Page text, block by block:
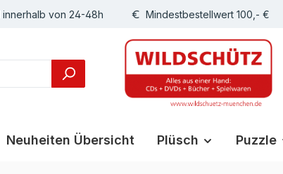
innerhalb von 24-48h Mindestbestellwert 100,- €
Neuheiten Übersicht Plüsch Puzzle